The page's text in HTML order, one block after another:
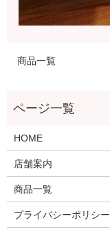
商品一覧
HOME
店舗案内
商品一覧
プライバシーポリシー